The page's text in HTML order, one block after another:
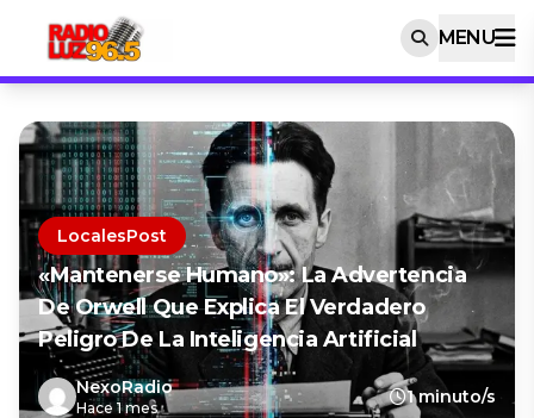
MENU
LocalesPost
«Mantenerse Humano»: La Advertencia
De Orwell Que Explica El Verdadero
Peligro De La Inteligencia Artificial
NexoRadio
Hace 1 mes
1 minuto/s